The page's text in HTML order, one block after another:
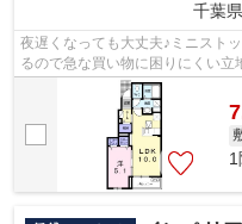
千葉
夜遅くなっても大丈夫♪ミニスト
るので急な買い物に困りにくい
置き場のある物件です♪初期費用や